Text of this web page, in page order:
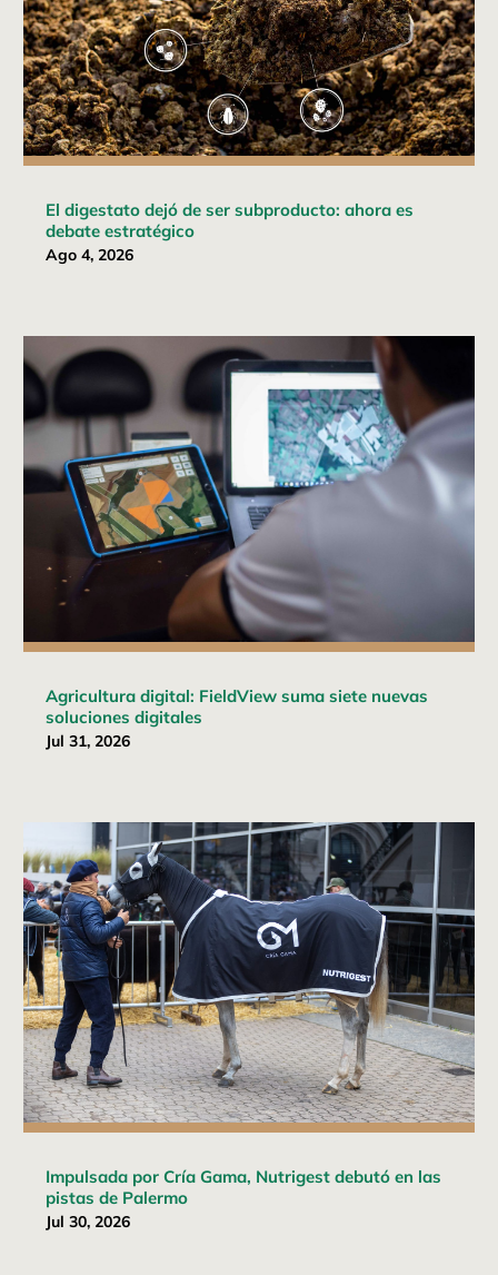
El digestato dejó de ser subproducto: ahora es
debate estratégico
Ago 4, 2026
Agricultura digital: FieldView suma siete nuevas
soluciones digitales
Jul 31, 2026
Impulsada por Cría Gama, Nutrigest debutó en las
pistas de Palermo
Jul 30, 2026